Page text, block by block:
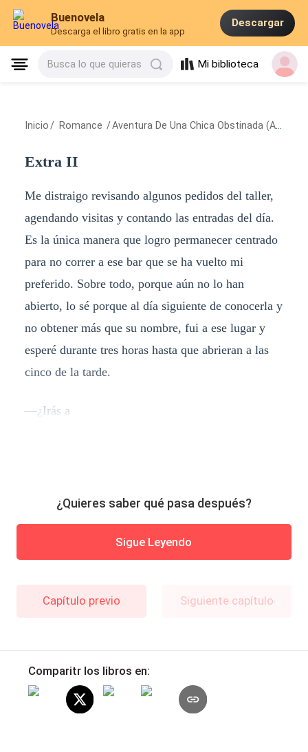
Buenovela
Descarga el libro gratis en la app
Descargar
Busca lo que quieras Mi biblioteca
Inicio / Romance /Aventura De Una Chica Obstinada (Aventura 1)
Extra II
Me distraigo revisando algunos pedidos del taller,
agendando visitas y contando las entradas del día.
Es la única manera que logro permanecer centrado
para no correr a ese bar que se ha vuelto mi
preferido. Sobre todo, porque aún no lo han
abierto, lo sé porque al día siguiente de conocerla y
no obtener más que su nombre, fui a ese lugar y
esperé durante tres horas hasta que abrieran a las
cinco de la tarde.
—¿Irás a
¿Quieres saber qué pasa después?
Sigue Leyendo
Capítulo previo Siguiente capítulo
Comparitr los libros en: